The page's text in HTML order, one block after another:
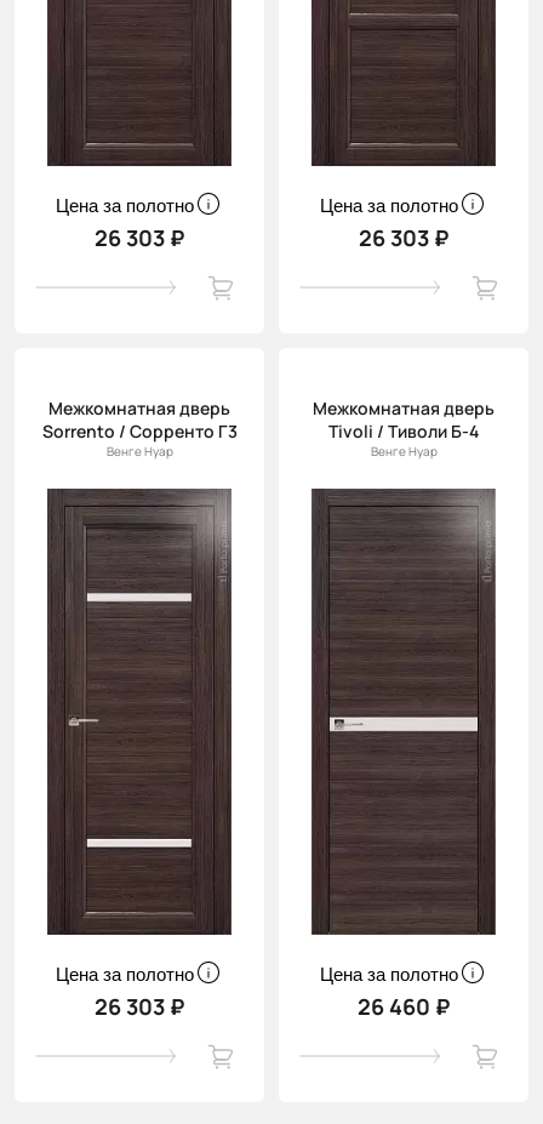
Цена за полотно
26 303 ₽
Цена за полотно
26 303 ₽
Межкомнатная дверь
Sorrento / Сорренто Г3
Венге Нуар
Цена за полотно
26 303 ₽
Межкомнатная дверь
Tivoli / Тиволи Б-4
Венге Нуар
Цена за полотно
26 460 ₽